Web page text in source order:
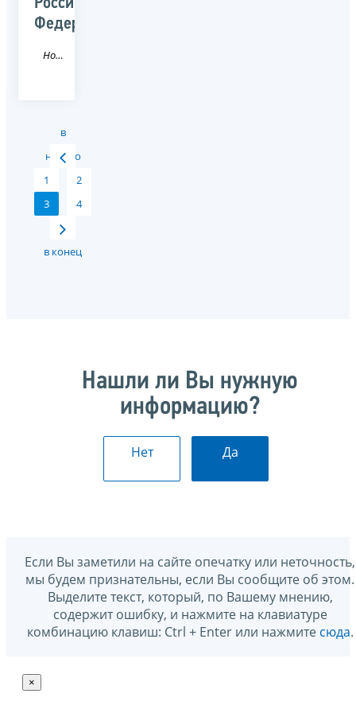
Российской
Федерации
Новость
в
начало
1
2
3
4
в конец
Нашли ли Вы нужную
информацию?
Нет Да
Если Вы заметили на сайте опечатку или неточность,
мы будем признательны, если Вы сообщите об этом.
Выделите текст, который, по Вашему мнению,
содержит ошибку, и нажмите на клавиатуре
комбинацию клавиш: Ctrl + Enter или нажмите сюда.
×